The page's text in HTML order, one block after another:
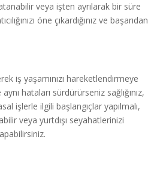
veya işten ayrılarak bir süre
öne çıkardığınız ve başarıdan
iş yaşamınızı hareketlendirmeye
hataları sürdürürseniz sağlığınız,
işlerle ilgili başlangıçlar yapılmalı,
veya yurtdışı seyahatlerinizi